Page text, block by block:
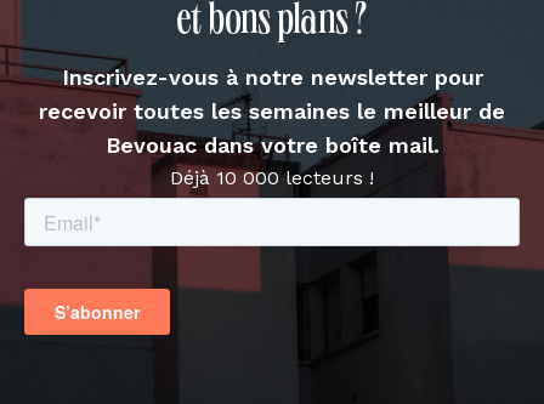
et bons plans ?
Inscrivez-vous à notre newsletter pour
recevoir toutes les semaines le meilleur de
Bevouac dans votre boîte mail.
Déjà 10 000 lecteurs !